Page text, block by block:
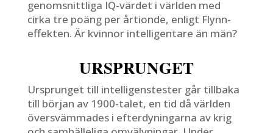
genomsnittliga IQ-värdet i världen med
cirka tre poäng per årtionde, enligt Flynn-
effekten. Är kvinnor intelligentare än män?
URSPRUNGET
Ursprunget till intelligenstester går tillbaka
till början av 1900-talet, en tid då världen
översvämmades i efterdyningarna av krig